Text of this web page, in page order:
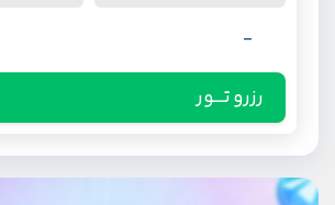
-
رزرو تـــور